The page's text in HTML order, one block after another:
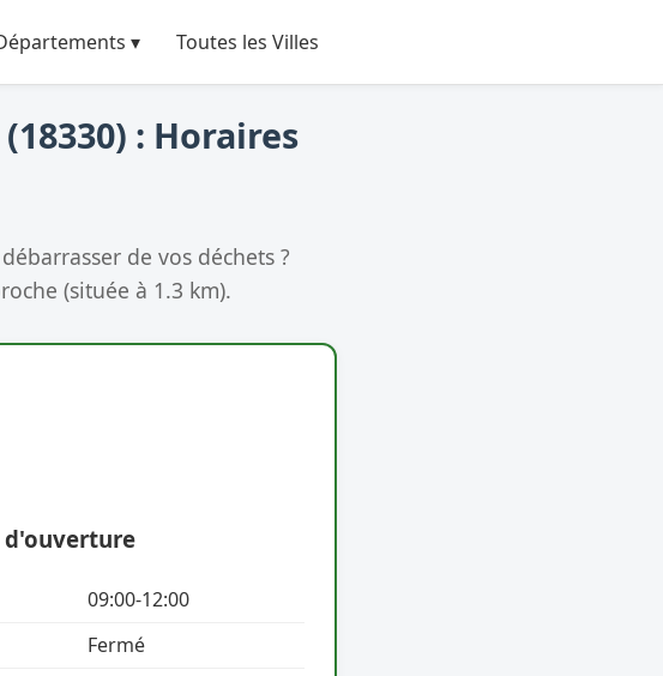
▾ Toutes les Villes
: Horaires
de vos déchets ?
(située à 1.3 km).
d'ouverture
09:00-12:00
Fermé